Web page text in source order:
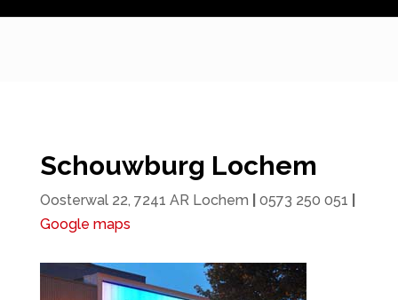
Schouwburg Lochem
Oosterwal 22, 7241 AR Lochem 0573 250 051
Google maps